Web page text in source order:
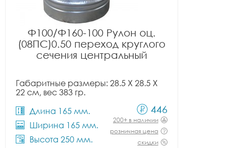
Ф100/Ф160-100 Рулон оц.
(08ПС)0.50 переход круглого
сечения центральный
Габаритные размеры: 28.5 X 28.5 X
22 см, вес 383 гр.
Длина 165 мм.
Ширина 165 мм.
Высота 250 мм.
446
200+ в наличии
розничная цена
скидки